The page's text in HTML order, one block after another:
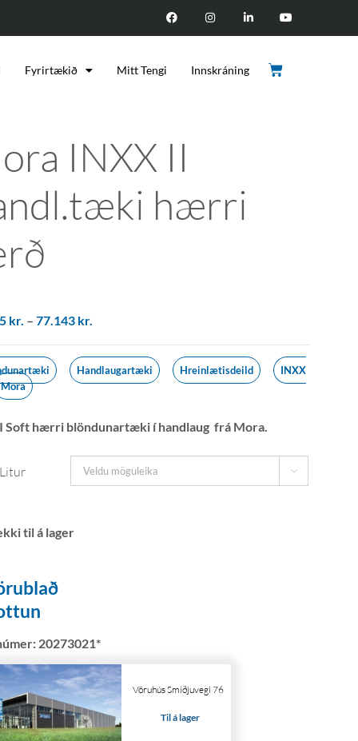
Fyrirtækið Mitt Tengi Innskráning
INXX II
hærri
kr. – 77.143 kr.
Handlaugartæki Hreinlætisdeild
INXX
Mora
Soft hærri blöndunartæki í handlaug frá Mora.
Litur 
20273021*
Vöruhús Smiðjuvegi 76
Til á lager